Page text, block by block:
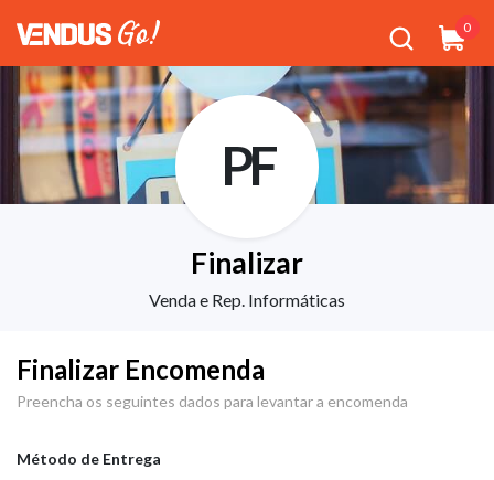
0
PF
Finalizar
Venda e Rep. Informáticas
Finalizar Encomenda
Preencha os seguintes dados para levantar a encomenda
Método de Entrega